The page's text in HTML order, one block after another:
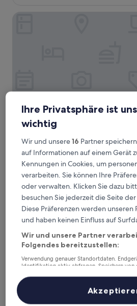
Rent V38
Rent V38
3.0-
Sterne-
Unterkunft
2,1 km von U-Bahn-Station Phahon
9.8
von
10,
Außergewöhnlich,
(35
Bewertungen)
9,8/10 Außergewöhnlich (35
Benjarong Hotel Bangkok
Ihre Privatsphäre ist uns
wichtig
Wir und unsere16 Partner
auf Informationen auf einem Gerät
Kennungen in Cookies, um
verarbeiten. Sie können Ihre
oder verwalten. Klicken Sie dazu
besuchen Sie jederzeit die Seite
Diese Präferenzen werden unseren
und haben keinen Einfluss auf
Wir und unsere Partner
Folgendes bereitzustellen:
Verwendung genauer Standortdaten.
Identifikation aktiv abfragen. Speichern
Inhalte, Messung von Werbeleistung und
Zielgruppenforschung sowie Entwicklung
Liste der Partner (Lieferanten)